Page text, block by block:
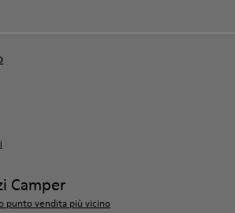
Camper
punto vendita più vicino